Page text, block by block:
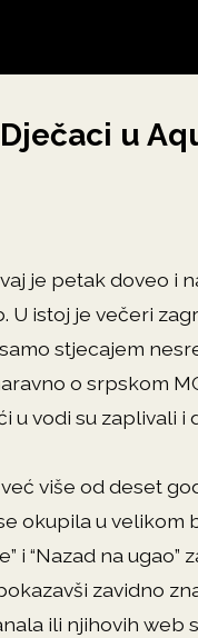
u
je petak doveo i
U istoj je večeri
stjecajem
o srpskom
u vodi su zaplivali
više od deset
okupila u velikom
i “Nazad na
zavidno
ili njihovih web